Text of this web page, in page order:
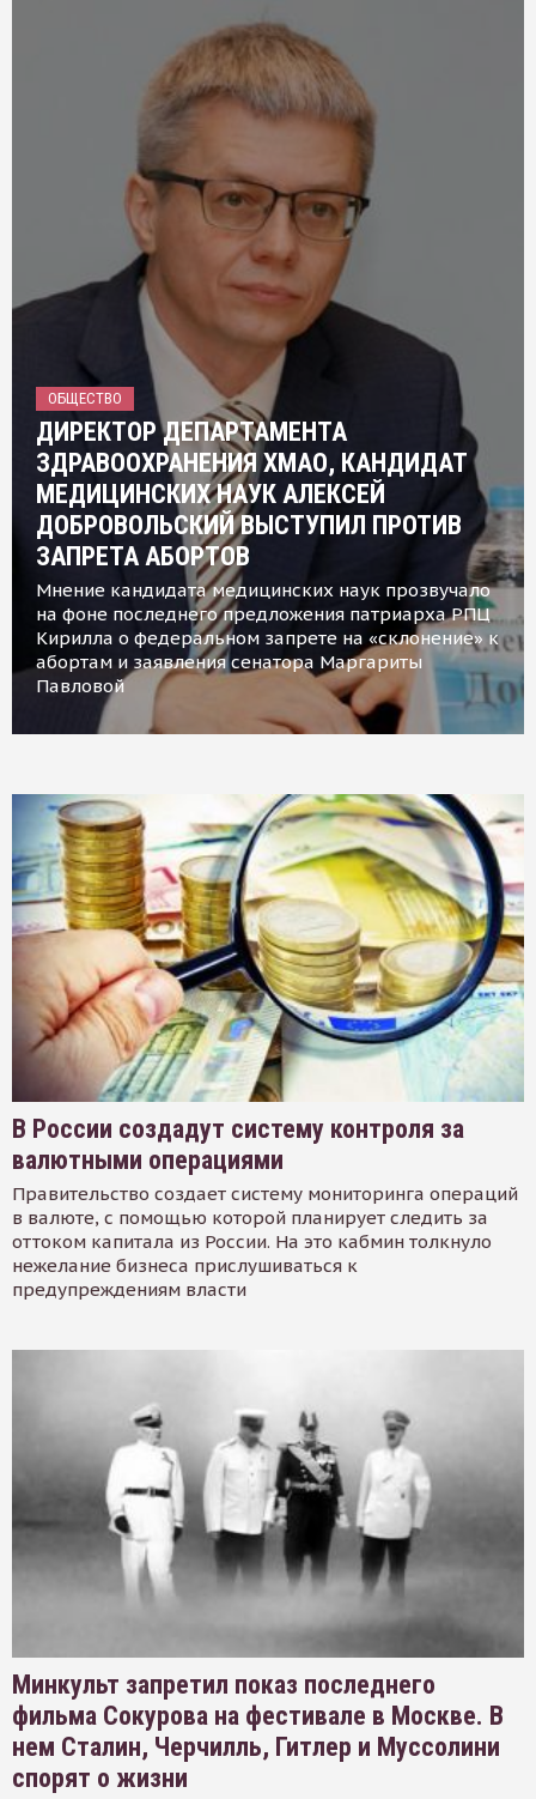
ОБЩЕСТВО
ДИРЕКТОР ДЕПАРТАМЕНТА
ЗДРАВООХРАНЕНИЯ ХМАО, КАНДИДАТ
МЕДИЦИНСКИХ НАУК АЛЕКСЕЙ
ДОБРОВОЛЬСКИЙ ВЫСТУПИЛ ПРОТИВ
ЗАПРЕТА АБОРТОВ
Мнение кандидата медицинских наук прозвучало
на фоне последнего предложения патриарха РПЦ
Кирилла о федеральном запрете на «склонение» к
абортам и заявления сенатора Маргариты
Павловой
В России создадут систему контроля за
валютными операциями
Правительство создает систему мониторинга операций
в валюте, с помощью которой планирует следить за
оттоком капитала из России. На это кабмин толкнуло
нежелание бизнеса прислушиваться к
предупреждениям власти
Минкульт запретил показ последнего
фильма Сокурова на фестивале в Москве. В
нем Сталин, Черчилль, Гитлер и Муссолини
спорят о жизни